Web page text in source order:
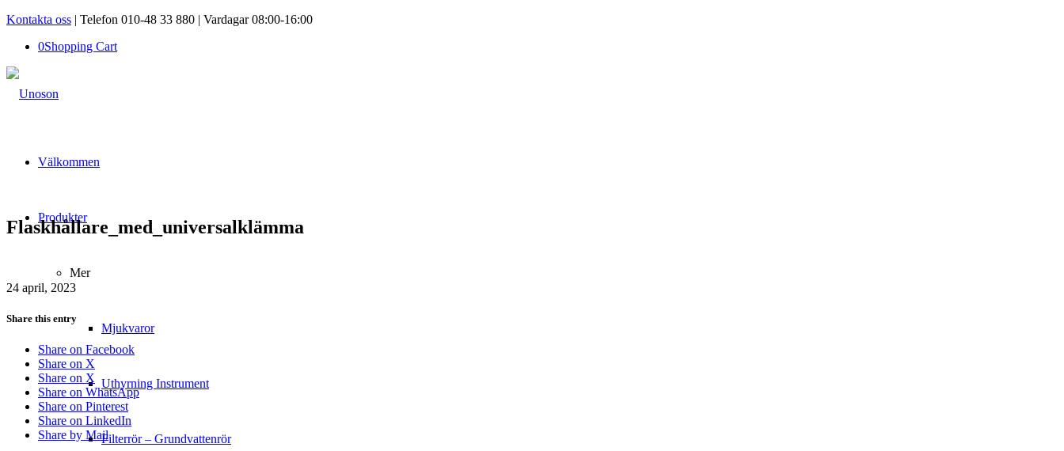
Kontakta oss | Telefon 010-48 33 880 | Vardagar 08:00-16:00
0Shopping Cart
Välkommen
Produkter
Mer
Mjukvaror
Uthyrning Instrument
Filterrör – Grundvattenrör
Flaskhållare_med_universalklämma
24 april, 2023
Share this entry
Share on Facebook
Share on X
Share on X
Share on WhatsApp
Share on Pinterest
Share on LinkedIn
Share by Mail